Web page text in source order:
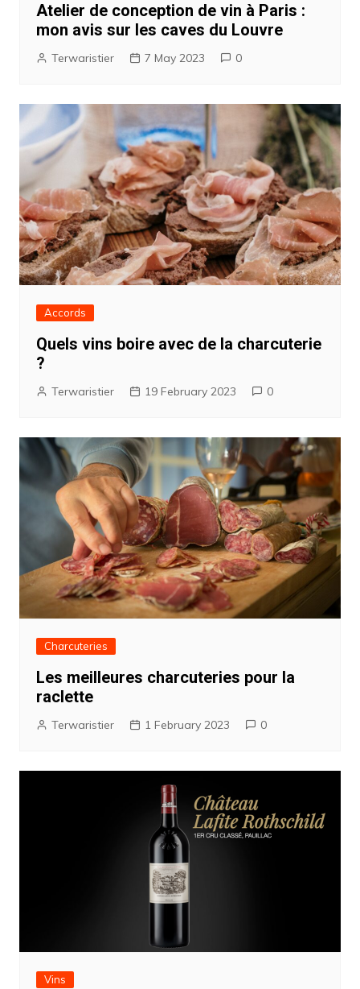
Atelier de conception de vin à Paris :
mon avis sur les caves du Louvre
Terwaristier 7 May 2023 0
Accords
Quels vins boire avec de la charcuterie
?
Terwaristier 19 February 2023 0
Charcuteries
Les meilleures charcuteries pour la
raclette
Terwaristier 1 February 2023 0
Vins